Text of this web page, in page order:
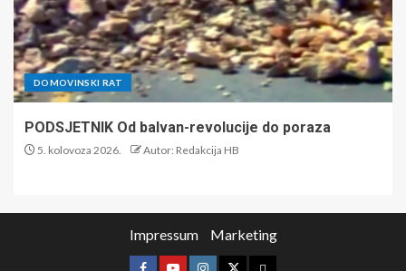
DOMOVINSKI RAT
PODSJETNIK Od balvan-revolucije do poraza
5. kolovoza 2026. Autor: Redakcija HB
Impressum Marketing